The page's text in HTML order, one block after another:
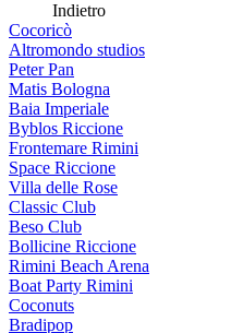
Indietro
Cocoricò
Altromondo studios
Peter Pan
Matis Bologna
Baia Imperiale
Byblos Riccione
Frontemare Rimini
Space Riccione
Villa delle Rose
Classic Club
Beso Club
Bollicine Riccione
Rimini Beach Arena
Boat Party Rimini
Coconuts
Bradipop